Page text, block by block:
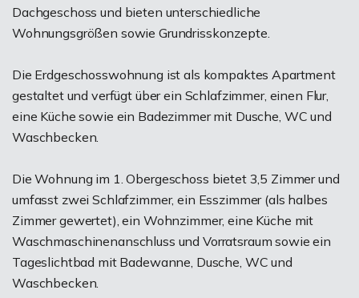
Dachgeschoss und bieten unterschiedliche
Wohnungsgrößen sowie Grundrisskonzepte.
Die Erdgeschosswohnung ist als kompaktes Apartment
gestaltet und verfügt über ein Schlafzimmer, einen Flur,
eine Küche sowie ein Badezimmer mit Dusche, WC und
Waschbecken.
Die Wohnung im 1. Obergeschoss bietet 3,5 Zimmer und
umfasst zwei Schlafzimmer, ein Esszimmer (als halbes
Zimmer gewertet), ein Wohnzimmer, eine Küche mit
Waschmaschinenanschluss und Vorratsraum sowie ein
Tageslichtbad mit Badewanne, Dusche, WC und
Waschbecken.